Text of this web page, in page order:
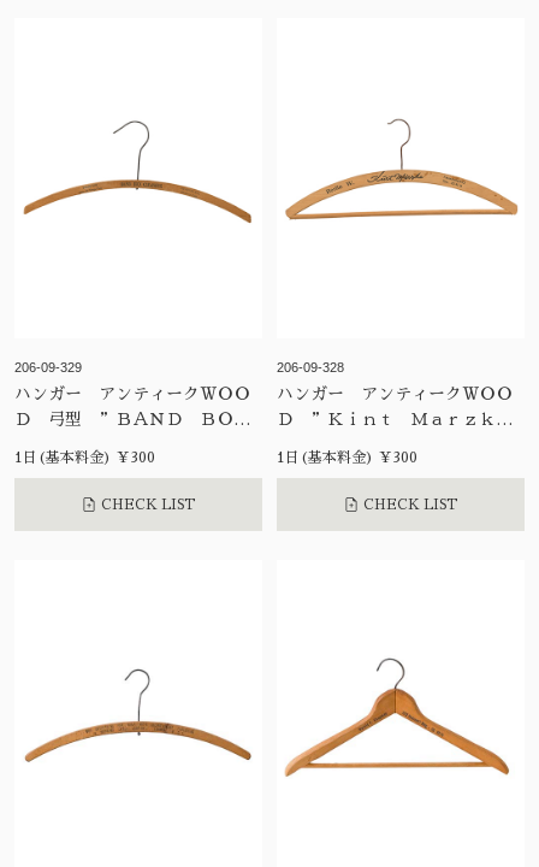
206-09-329
ハンガー アンティークＷＯＯ
Ｄ 弓型 ”ＢＡＮＤ ＢＯ
1日(基本料金) ¥300
CHECK LIST
206-09-328
ハンガー アンティークＷＯＯ
Ｄ ”Ｋｉｎｔ Ｍａｒｚｋ
1日(基本料金) ¥300
CHECK LIST